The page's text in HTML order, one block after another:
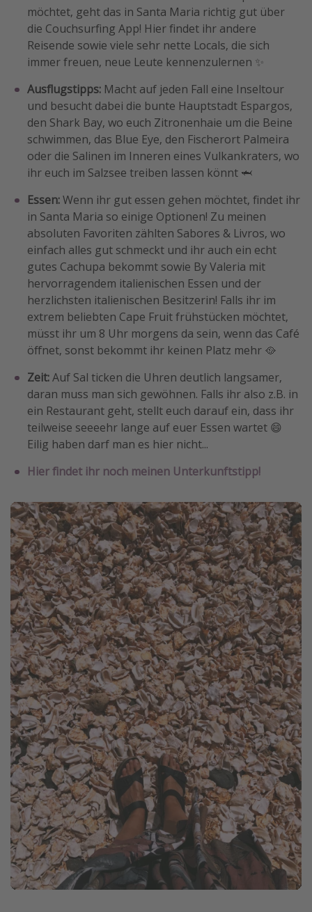
möchtet, geht das in Santa Maria richtig gut über
die Couchsurfing App! Hier findet ihr andere
Reisende sowie viele sehr nette Locals, die sich
immer freuen, neue Leute kennenzulernen ✨
Ausflugstipps: Macht auf jeden Fall eine Inseltour
und besucht dabei die bunte Hauptstadt Espargos,
den Shark Bay, wo euch Zitronenhaie um die Beine
schwimmen, das Blue Eye, den Fischerort Palmeira
oder die Salinen im Inneren eines Vulkankraters, wo
ihr euch im Salzsee treiben lassen könnt 🦈
Essen:Wenn ihr gut essen gehen möchtet, findet ihr
in Santa Maria so einige Optionen! Zu meinen
absoluten Favoriten zählten Sabores & Livros, wo
einfach alles gut schmeckt und ihr auch ein echt
gutes Cachupa bekommt sowie By Valeria mit
hervorragendem italienischen Essen und der
herzlichsten italienischen Besitzerin! Falls ihr im
extrem beliebten Cape Fruit frühstücken möchtet,
müsst ihr um 8 Uhr morgens da sein, wenn das Café
öffnet, sonst bekommt ihr keinen Platz mehr 🥘
Zeit:Auf Sal ticken die Uhren deutlich langsamer,
daran muss man sich gewöhnen. Falls ihr also z.B. in
ein Restaurant geht, stellt euch darauf ein, dass ihr
teilweise seeeehr lange auf euer Essen wartet 😄
Eilig haben darf man es hier nicht...
Hier findet ihr noch meinen Unterkunftstipp!